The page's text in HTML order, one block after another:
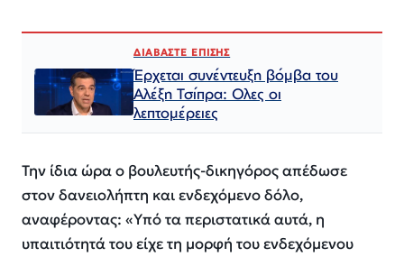
ΔΙΑΒΑΣΤΕ ΕΠΙΣΗΣ
Έρχεται συνέντευξη βόμβα του
Αλέξη Τσίπρα: Ολες οι
λεπτομέρειες
Την ίδια ώρα ο βουλευτής-δικηγόρος απέδωσε
στον δανειολήπτη και ενδεχόμενο δόλο,
αναφέροντας: «Υπό τα περιστατικά αυτά, η
υπαιτιότητά του είχε τη μορφή του ενδεχόμενου